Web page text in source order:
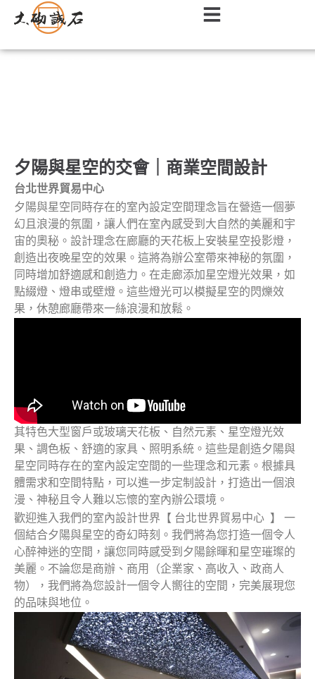
夕陽與星空的交會｜商業空間設計
台北世界貿易中心
夕陽與星空同時存在的室內設定空間理念旨在營造一個夢
幻且浪漫的氛圍，讓人們在室內感受到大自然的美麗和宇
宙的奧秘。設計理念在廊廳的天花板上安裝星空投影燈，
創造出夜晚星空的效果。這將為辦公室帶來神秘的氛圍，
同時增加舒適感和創造力。在走廊添加星空燈光效果，如
點綴燈、燈串或壁燈。這些燈光可以模擬星空的閃爍效
果，休憩廊廳帶來一絲浪漫和放鬆。
其特色大型窗戶或玻璃天花板、自然元素、星空燈光效
果、調色板、舒適的家具、照明系統。這些是創造夕陽與
星空同時存在的室內設定空間的一些理念和元素。根據具
體需求和空間特點，可以進一步定制設計，打造出一個浪
漫、神秘且令人難以忘懷的室內辦公環境。
歡迎進入我們的室內設計世界【 台北世界貿易中心 】 一
個結合夕陽與星空的奇幻時刻。我們將為您打造一個令人
心醉神迷的空間，讓您同時感受到夕陽餘暉和星空璀璨的
美麗。不論您是商辦、商用（企業家、高收入、政商人
物），我們將為您設計一個令人嚮往的空間，完美展現您
的品味與地位。